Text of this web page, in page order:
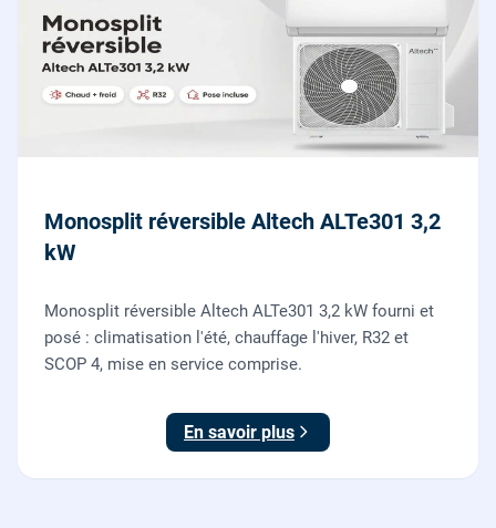
Monosplit réversible Altech ALTe301 3,2
kW
Monosplit réversible Altech ALTe301 3,2 kW fourni et
posé : climatisation l'été, chauffage l'hiver, R32 et
SCOP 4, mise en service comprise.
En savoir plus